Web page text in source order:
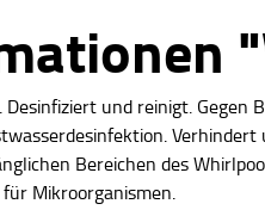
und reinigt.
Bereichen des
Mikroorganismen.